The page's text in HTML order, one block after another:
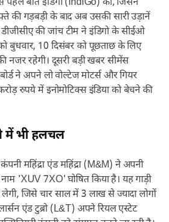
बात इंडिगो (IndiGo) की, जिसने
की गड़बड़ी के बाद अब उसकी सारी उड़ानें
डीजीसीए की जांच टीम ने इंडिगो के सीईओ
बुधवार, 10 दिसंबर को पूछताछ के लिए
नजर रहेगी। दूसरी बड़ी खबर सीमेंस
ने अपने लो वोल्टेज मोटर्स और गियर
रुपये में इनोमोटिक्स इंडिया को बेचने की
में भी हलचल
महिंद्रा एंड महिंद्रा (M&M) ने अपनी
'XUV 7XO' घोषित किया है। यह गाड़ी
जिसे चार साल में 3 लाख से ज्यादा लोगों
एंड टुब्रो (L&T) अपने रियल एस्टेट